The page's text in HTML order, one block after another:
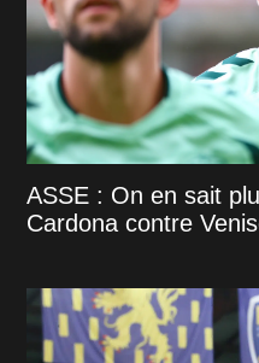
ASSE : On en sait
Cardona contre